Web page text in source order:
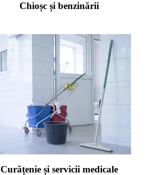
Chioșc și benzinării
Curățenie și servicii medicale